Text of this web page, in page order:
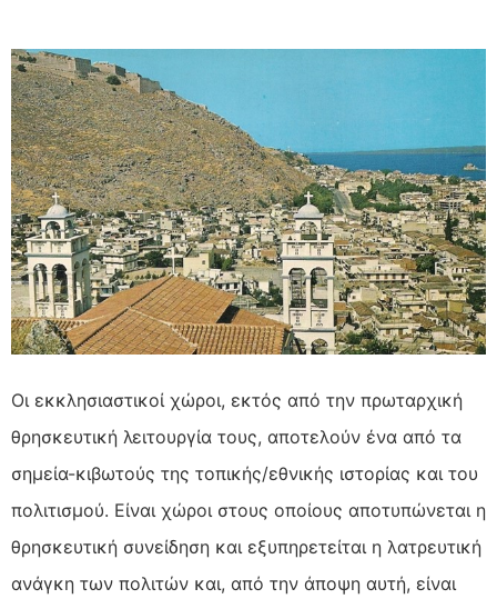
Οι εκκλησιαστικοί χώροι, εκτός από την πρωταρχική
θρησκευτική λειτουργία τους, αποτελούν ένα από τα
σημεία-κιβωτούς της τοπικής/εθνικής ιστορίας και του
πολιτισμού. Είναι χώροι στους οποίους αποτυπώνεται η
θρησκευτική συνείδηση και εξυπηρετείται η λατρευτική
ανάγκη των πολιτών και, από την άποψη αυτή, είναι